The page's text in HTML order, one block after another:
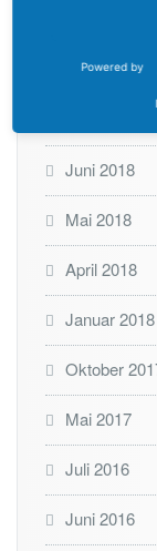
Oktober
Juni 2018
Mai 2018
April 2018
Januar 2018
Oktober
Mai 2017
Juli 2016
Juni 2016
Powered by